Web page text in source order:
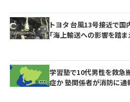
トヨタ 台風13号接近で
｢海上輸送への影響を踏
学習塾で10代男性を救
症か 塾関係者が消防に通